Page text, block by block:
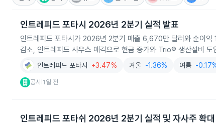
인트레피드 포타시 2026년 2분기 실적 발표
인트레피드 포타시가 2026년 2분기 매출 6,670만 달러와 순이익
감소, 인트레피드 사우스 매각으로 현금 증가와 Trio® 생산설비 도
인트레피드 포타시 +3.47% 겨울 -1.36% 여름 -
공시 |1일 전
인트레피드 포타쉬 2026년 2분기 실적 및 자사주 확대